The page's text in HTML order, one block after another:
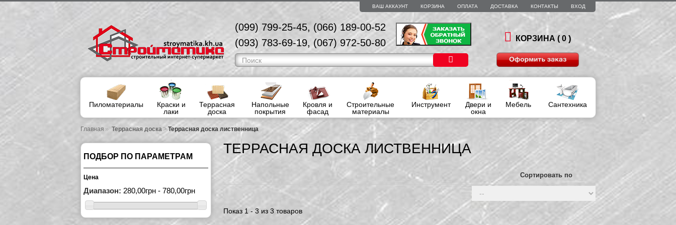
ВАШ АККАУНТ КОРЗИНА ОПЛАТА ДОСТАВКА КОНТАКТЫ ВХОД
(099) 799-25-45, (066) 189-00-52
(093) 783-69-19, (067) 972-50-80
Пиломатериалы
Краски и
лаки
Террасная
доска
Напольные
покрытия
Кровля и
фасад
Строительные
материалы
Инструмент
Двери и
окна
Мебель Сантехника
КОРЗИНА ( 0 )
Главная » Террасная доска> Террасная доска лиственница
ТЕРРАСНАЯ ДОСКА ЛИСТВЕННИЦА
Сортировать по
Показ 1 - 3 из 3 товаров
ПОДБОР ПО ПАРАМЕТРАМ
Цена
Диапазон: 280,00грн - 780,00грн